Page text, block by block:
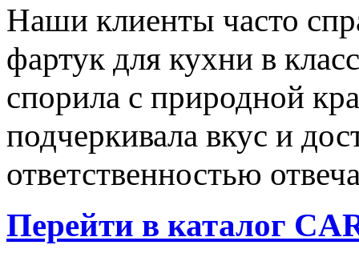
Наши клиенты часто
фартук для кухни в
спорила с природной
подчеркивала вкус и
ответственностью
Перейти в каталог